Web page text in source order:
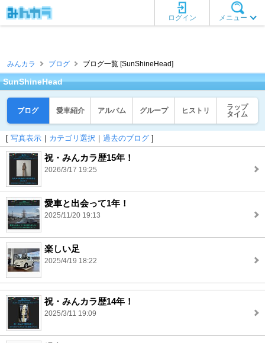
メニュー
ログイン
みんカラ ブログ ブログ一覧 [SunShineHead]
SunShineHead
ブログ 愛車紹介 アルバム グループ ヒストリ
ラップ
タイム
[ 写真表示 ｜ カテゴリ選択 ｜ 過去のブログ ]
祝・みんカラ歴15年！
2026/3/17 19:25
愛車と出会って1年！
2025/11/20 19:13
楽しい足
2025/4/19 18:22
祝・みんカラ歴14年！
2025/3/11 19:09